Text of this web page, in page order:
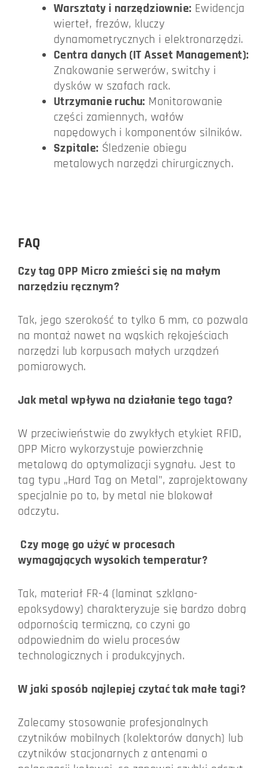
Warsztaty i narzędziownie: Ewidencja
wierteł, frezów, kluczy
dynamometrycznych i elektronarzędzi.
Centra danych (IT Asset Management):
Znakowanie serwerów, switchy i
dysków w szafach rack.
Utrzymanie ruchu: Monitorowanie
części zamiennych, wałów
napędowych i komponentów silników.
Szpitale: Śledzenie obiegu
metalowych narzędzi chirurgicznych.
FAQ
Czy tag OPP Micro zmieści się na małym
narzędziu ręcznym?
Tak, jego szerokość to tylko 6 mm, co pozwala
na montaż nawet na wąskich rękojeściach
narzędzi lub korpusach małych urządzeń
pomiarowych.
Jak metal wpływa na działanie tego taga?
W przeciwieństwie do zwykłych etykiet RFID,
OPP Micro wykorzystuje powierzchnię
metalową do optymalizacji sygnału. Jest to
tag typu „Hard Tag on Metal”, zaprojektowany
specjalnie po to, by metal nie blokował
odczytu.
Czy mogę go użyć w procesach
wymagających wysokich temperatur?
Tak, materiał FR-4 (laminat szklano-
epoksydowy) charakteryzuje się bardzo dobrą
odpornością termiczną, co czyni go
odpowiednim do wielu procesów
technologicznych i produkcyjnych.
W jaki sposób najlepiej czytać tak małe tagi?
Zalecamy stosowanie profesjonalnych
czytników mobilnych (kolektorów danych) lub
czytników stacjonarnych z antenami o